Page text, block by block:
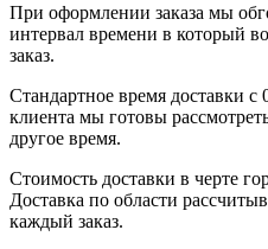
При оформлении заказа мы
интервал времени в который
заказ.
Стандартное время доставки с
клиента мы готовы
другое время.
Стоимость доставки в черте
Доставка по области
каждый заказ.